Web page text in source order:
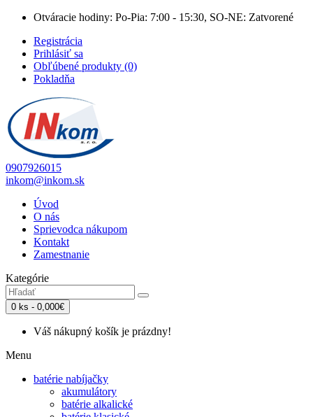
Otváracie hodiny: Po-Pia: 7:00 - 15:30, SO-NE: Zatvorené
Registrácia
Prihlásiť sa
Obľúbené produkty (0)
Pokladňa
0907926015
inkom@inkom.sk
Úvod
O nás
Sprievodca nákupom
Kontakt
Zamestnanie
Kategórie
0 ks - 0,000€
Váš nákupný košík je prázdny!
Menu
batérie nabíjačky
akumulátory
batérie alkalické